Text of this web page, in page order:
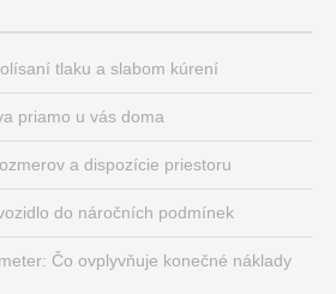
tlaku a slabom kúrení
priamo u vás doma
a dispozície priestoru
do náročních podmínek
Čo ovplyvňuje konečné náklady